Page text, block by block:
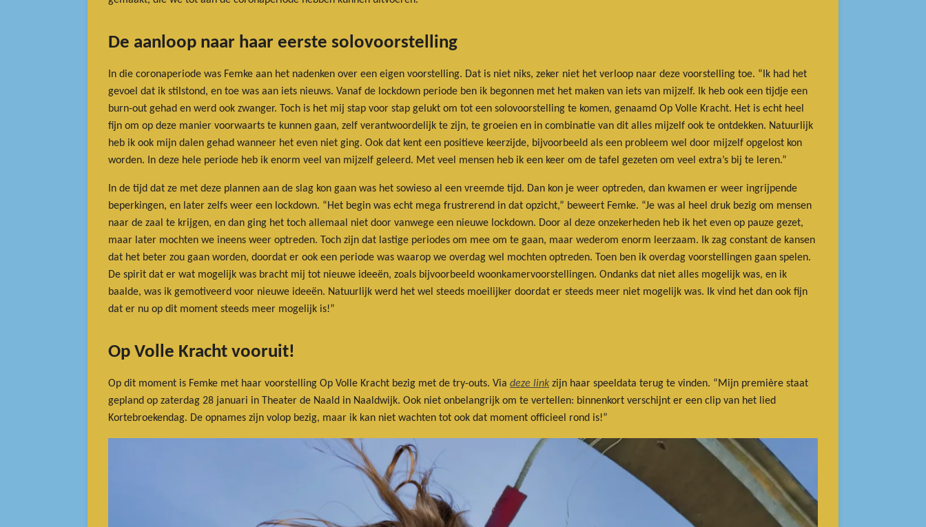
De aanloop naar haar eerste solovoorstelling
In die coronaperiode was Femke aan het nadenken over een eigen voorstelling. Dat is niet niks, zeker niet het verloop naar deze voorstelling toe. “Ik had het
gevoel dat ik stilstond, en toe was aan iets nieuws. Vanaf de lockdown periode ben ik begonnen met het maken van iets van mijzelf. Ik heb ook een tijdje een
burn-out gehad en werd ook zwanger. Toch is het mij stap voor stap gelukt om tot een solovoorstelling te komen, genaamd Op Volle Kracht. Het is echt heel
fijn om op deze manier voorwaarts te kunnen gaan, zelf verantwoordelijk te zijn, te groeien en in combinatie van dit alles mijzelf ook te ontdekken. Natuurlijk
heb ik ook mijn dalen gehad wanneer het even niet ging. Ook dat kent een positieve keerzijde, bijvoorbeeld als een probleem wel door mijzelf opgelost kon
worden. In deze hele periode heb ik enorm veel van mijzelf geleerd. Met veel mensen heb ik een keer om de tafel gezeten om veel extra’s bij te leren.”
In de tijd dat ze met deze plannen aan de slag kon gaan was het sowieso al een vreemde tijd. Dan kon je weer optreden, dan kwamen er weer ingrijpende
beperkingen, en later zelfs weer een lockdown. “Het begin was echt mega frustrerend in dat opzicht,” beweert Femke. “Je was al heel druk bezig om mensen
naar de zaal te krijgen, en dan ging het toch allemaal niet door vanwege een nieuwe lockdown. Door al deze onzekerheden heb ik het even op pauze gezet,
maar later mochten we ineens weer optreden. Toch zijn dat lastige periodes om mee om te gaan, maar wederom enorm leerzaam. Ik zag constant de kansen
dat het beter zou gaan worden, doordat er ook een periode was waarop we overdag wel mochten optreden. Toen ben ik overdag voorstellingen gaan spelen.
De spirit dat er wat mogelijk was bracht mij tot nieuwe ideeën, zoals bijvoorbeeld woonkamervoorstellingen. Ondanks dat niet alles mogelijk was, en ik
baalde, was ik gemotiveerd voor nieuwe ideeën. Natuurlijk werd het wel steeds moeilijker doordat er steeds meer niet mogelijk was. Ik vind het dan ook fijn
dat er nu op dit moment steeds meer mogelijk is!”
Op Volle Kracht vooruit!
Op dit moment is Femke met haar voorstelling Op Volle Kracht bezig met de try-outs. Via deze link zijn haar speeldata terug te vinden. “Mijn première staat
gepland op zaterdag 28 januari in Theater de Naald in Naaldwijk. Ook niet onbelangrijk om te vertellen: binnenkort verschijnt er een clip van het lied
Kortebroekendag. De opnames zijn volop bezig, maar ik kan niet wachten tot ook dat moment officieel rond is!”